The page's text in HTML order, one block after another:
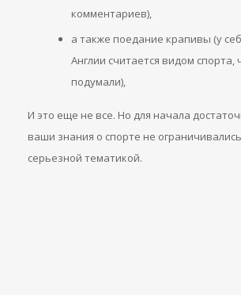
комментариев),
а также поедание крапивы (у
Англии считается видом
подумали),
И это еще не все. Но для начала
ваши знания о спорте не
серьезной тематикой.